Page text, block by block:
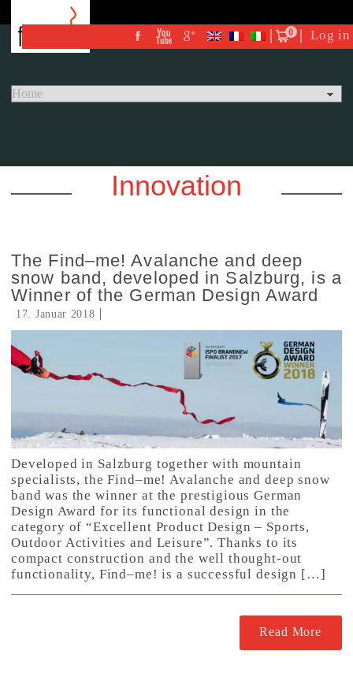
0 Log in
Innovation
The Find–me! Avalanche and deep
snow band, developed in Salzburg, is a
Winner of the German Design Award
17. Januar 2018
Developed in Salzburg together with mountain
specialists, the Find–me! Avalanche and deep snow
band was the winner at the prestigious German
Design Award for its functional design in the
category of “Excellent Product Design – Sports,
Outdoor Activities and Leisure”. Thanks to its
compact construction and the well thought-out
functionality, Find–me! is a successful design […]
Read More